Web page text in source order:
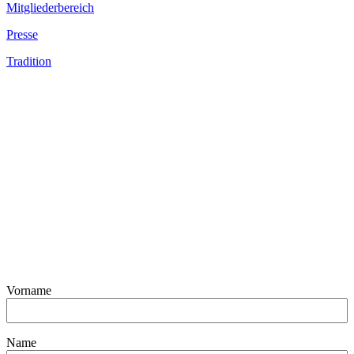
Mitgliederbereich
Presse
Tradition
Vorname
Name